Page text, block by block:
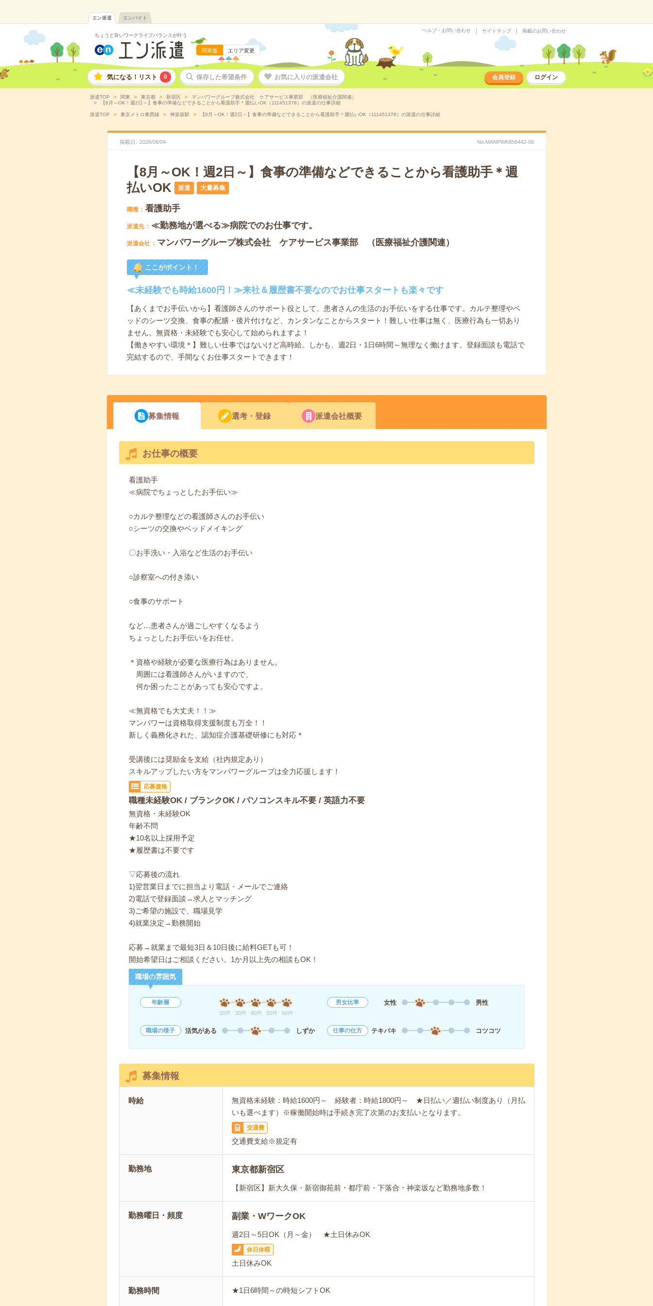
エン派遣 エンバイト
ちょうど良いワークライフバランスが叶う
関東版 エリア変更
ヘルプ・お問い合わせ サイトマップ 掲載のお問い合わせ
気になる！リスト 0 保存した希望条件 お気に入りの派遣会社 会員登録 ログイン
派遣TOP 関東 東京都 新宿区
マンパワーグループ株式会社 ケアサービス事業部 （医療福祉介護関連）
【8月～OK！週2日～】食事の準備などできることから看護助手＊週払いOK（111451378）の派遣の仕事詳細
派遣TOP 東京メトロ東西線 神楽坂駅 【8月～OK！週2日～】食事の準備などできることから看護助手＊週払いOK（111451378）の派遣の仕事詳細
掲載日 2026/08/04 No.MANPWK856442-06
【8月～OK！週2日～】食事の準備などできることから看護助手＊週
払いOK
派遣 大量募集
職種 看護助手
派遣先 ≪勤務地が選べる≫病院でのお仕事です。
派遣会社 マンパワーグループ株式会社 ケアサービス事業部 （医療福祉介護関連）
ここがポイント！
≪未経験でも時給1600円！≫来社＆履歴書不要なのでお仕事スタートも楽々です
【あくまでお手伝いから】看護師さんのサポート役として、患者さんの生活のお手伝いをする仕事です。カルテ整理やベ
ッドのシーツ交換、食事の配膳・後片付けなど、カンタンなことからスタート！難しい仕事は無く、医療行為も一切あり
ません。無資格・未経験でも安心して始められますよ！
【働きやすい環境＊】難しい仕事ではないけど高時給。しかも、週2日・1日6時間～無理なく働けます。登録面談も電話で
完結するので、手間なくお仕事スタートできます！
募集情報 選考・登録 派遣会社概要
お仕事の概要
看護助手
≪病院でちょっとしたお手伝い≫
○カルテ整理などの看護師さんのお手伝い
○シーツの交換やベッドメイキング
〇お手洗い・入浴など生活のお手伝い
○診察室への付き添い
○食事のサポート
など…患者さんが過ごしやすくなるよう
ちょっとしたお手伝いをお任せ。
＊資格や経験が必要な医療行為はありません。
周囲には看護師さんがいますので、
何か困ったことがあっても安心ですよ。
≪無資格でも大丈夫！！≫
マンパワーは資格取得支援制度も万全！！
新しく義務化された、認知症介護基礎研修にも対応＊
受講後には奨励金を支給（社内規定あり）
スキルアップしたい方をマンパワーグループは全力応援します！
応募資格
職種未経験OK / ブランクOK / パソコンスキル不要 / 英語力不要
無資格・未経験OK
年齢不問
★10名以上採用予定
★履歴書は不要です
▽応募後の流れ
1)翌営業日までに担当より電話・メールでご連絡
2)電話で登録面談→求人とマッチング
3)ご希望の施設で、職場見学
4)就業決定→勤務開始
応募→就業まで最短3日＆10日後に給料GETも可！
開始希望日はご相談ください。1か月以上先の相談もOK！
職場の雰囲気
年齢層
20代 30代 40代 50代 60代
男女比率 女性 男性
職場の様子 活気がある しずか 仕事の仕方 テキパキ コツコツ
募集情報
時給
無資格未経験：時給1600円～ 経験者：時給1800円～ ★日払い／週払い制度あり（月払
いも選べます）※稼働開始時は手続き完了次第のお支払いとなります。
交通費
交通費支給※規定有
勤務地 東京都新宿区
【新宿区】新大久保・新宿御苑前・都庁前・下落合・神楽坂など勤務地多数！
勤務曜日・頻度 副業・WワークOK
週2日～5日OK（月～金） ★土日休みOK
休日休暇
土日休みOK
勤務時間 ★1日6時間～の時短シフトOK